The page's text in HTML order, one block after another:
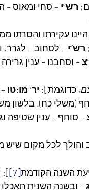
רש”י – סחי ומאוס –
עקירתו והסרתו
רש”י – לסחוב – לגרר,
– וסחבנו – ענין
, כדוגמת]: יר’ מו:טו
(משלי כח). בלשון
– סוחף – ענין שטיפה
לכל מקום שיש
[7]
]:
– ובשנה השנית